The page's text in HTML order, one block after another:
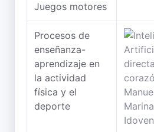
Juegos motores
Procesos de
enseñanza-
aprendizaje en
la actividad
física y el
deporte